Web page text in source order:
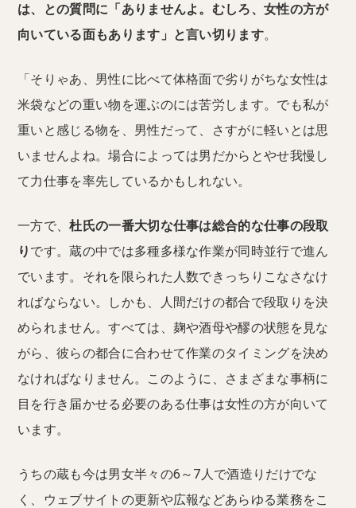
は、との質問に「ありませんよ。むしろ、女性の方が
向いている面もあります」と言い切ります。
「そりゃあ、男性に比べて体格面で劣りがちな女性は
米袋などの重い物を運ぶのには苦労します。でも私が
重いと感じる物を、男性だって、さすがに軽いとは思
いませんよね。場合によっては男だからとやせ我慢し
て力仕事を率先しているかもしれない。
一方で、杜氏の一番大切な仕事は総合的な仕事の段取
り です。蔵の中では多種多様な作業が同時並行で進ん
でいます。それを限られた人数できっちりこなさなけ
ればならない。しかも、人間だけの都合で段取りを決
められません。すべては、麹や酒母や醪の状態を見な
がら、彼らの都合に合わせて作業のタイミングを決め
なければなりません。このように、さまざまな事柄に
目を行き届かせる必要のある仕事は女性の方が向いて
います。
うちの蔵も今は男女半々の6～7人で酒造りだけでな
く、ウェブサイトの更新や広報などあらゆる業務をこ